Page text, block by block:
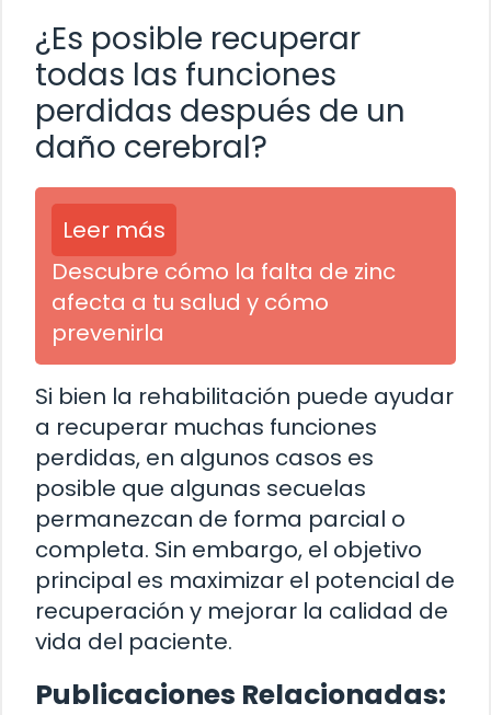
¿Es posible recuperar
todas las funciones
perdidas después de un
daño cerebral?
Leer más
Descubre cómo la falta de zinc
afecta a tu salud y cómo
prevenirla
Si bien la rehabilitación puede ayudar
a recuperar muchas funciones
perdidas, en algunos casos es
posible que algunas secuelas
permanezcan de forma parcial o
completa. Sin embargo, el objetivo
principal es maximizar el potencial de
recuperación y mejorar la calidad de
vida del paciente.
Publicaciones Relacionadas: